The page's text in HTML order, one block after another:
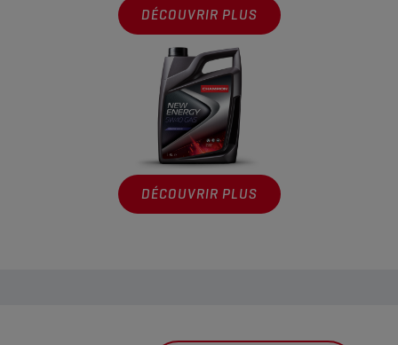
DÉCOUVRIR PLUS
DÉCOUVRIR PLUS